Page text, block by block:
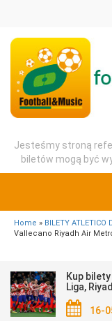
Jesteśmy stroną
biletów mogą być
Home » BILETY ATLETICO
Vallecano Riyadh Air
Kup
Liga,
16-